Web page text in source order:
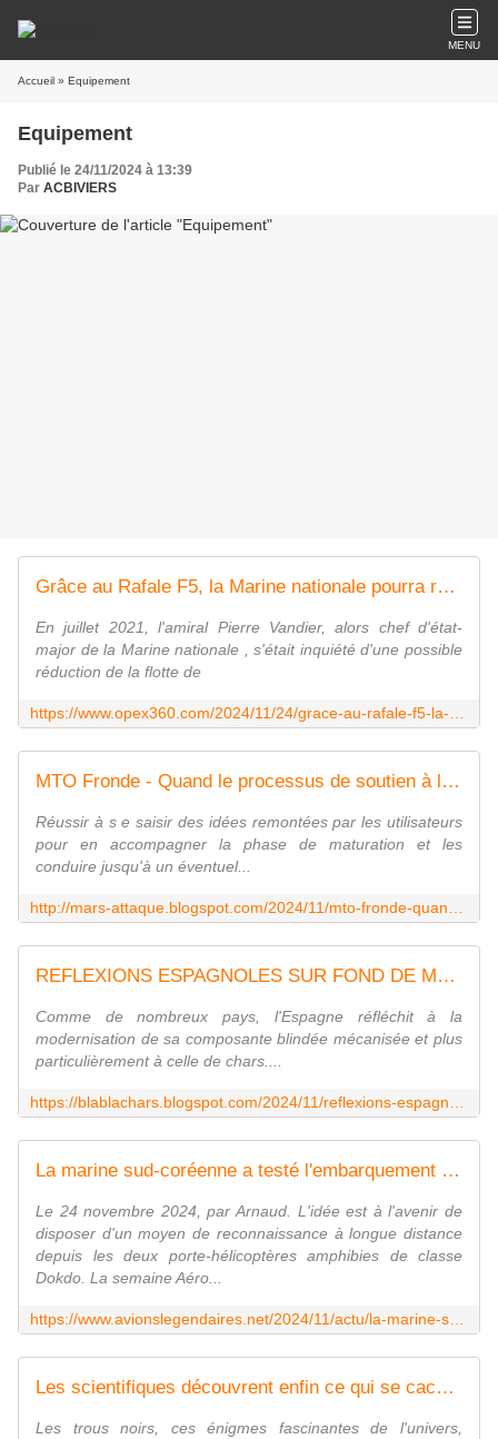
MENU
Accueil » Equipement
Equipement
Publié le 24/11/2024 à 13:39
Par ACBIVIERS
Grâce au Rafale F5, la Marine nationale pourra renouveler le tiers de ses chasseurs embarqués - Zone Militaire
En juillet 2021, l'amiral Pierre Vandier, alors chef d'état-
major de la Marine nationale , s'était inquiété d'une possible
réduction de la flotte de
MTO Fronde - Quand le processus de soutien à l'innovation participative fonctionne
Réussir à s e saisir des idées remontées par les utilisateurs
pour en accompagner la phase de maturation et les
conduire jusqu'à un éventuel...
REFLEXIONS ESPAGNOLES SUR FOND DE MGCS
Comme de nombreux pays, l'Espagne réfléchit à la
modernisation de sa composante blindée mécanisée et plus
particulièrement à celle de chars....
La marine sud-coréenne a testé l'embarquement du drone américain Mojave. - avionslegendaires.net
Le 24 novembre 2024, par Arnaud. L'idée est à l'avenir de
disposer d'un moyen de reconnaissance à longue distance
depuis les deux porte-hélicoptères amphibies de classe
Dokdo. La semaine Aéro...
Les scientifiques découvrent enfin ce qui se cache à l'intérieur d'un trou noir
Les trous noirs, ces énigmes fascinantes de l'univers,